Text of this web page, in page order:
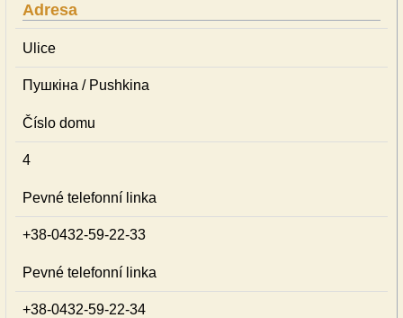
Adresa
Ulice
Пушкіна / Pushkina
Číslo domu
4
Pevné telefonní linka
+38-0432-59-22-33
Pevné telefonní linka
+38-0432-59-22-34